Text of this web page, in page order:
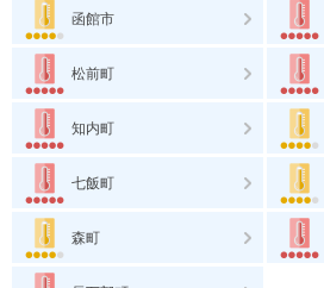
函館市
松前町
知内町
七飯町
森町